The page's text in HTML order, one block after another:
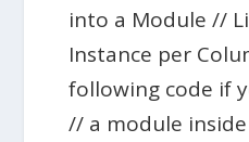
into a Module //
Instance per
following code if
// a module